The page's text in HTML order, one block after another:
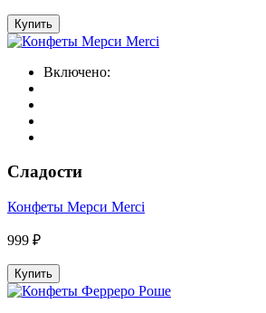
Купить
Включено:
Сладости
Конфеты Мерси Merci
999 ₽
Купить